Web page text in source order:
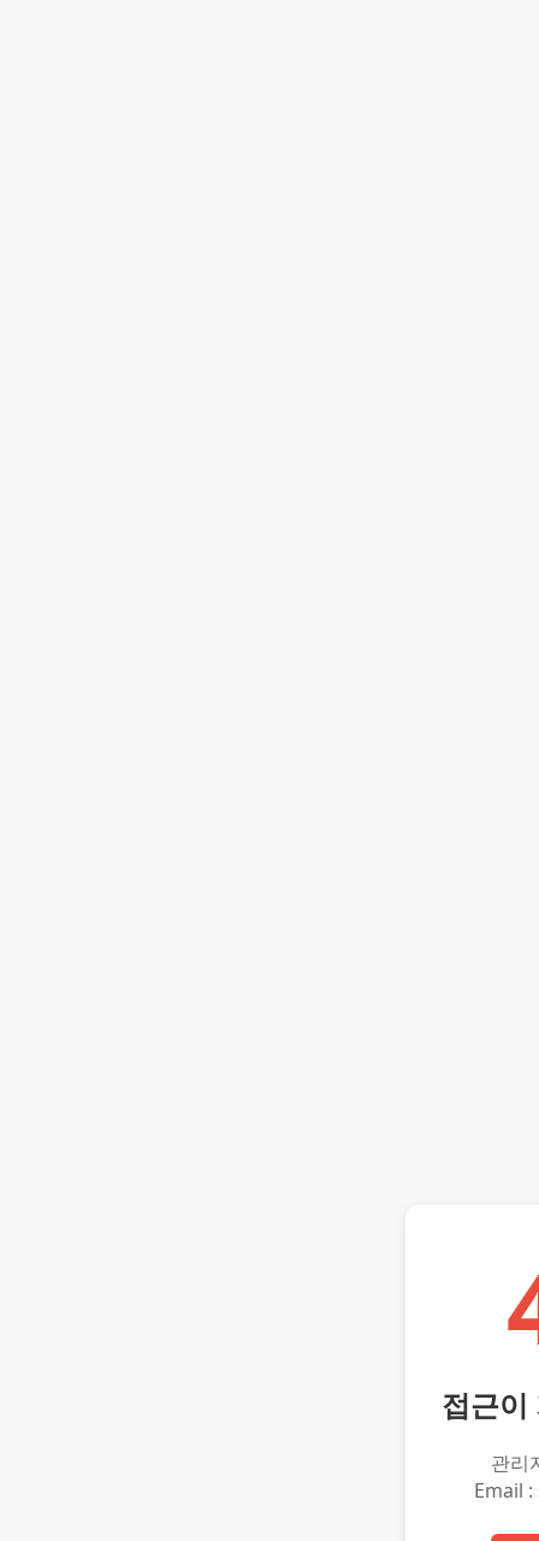
접근이
관리
Email